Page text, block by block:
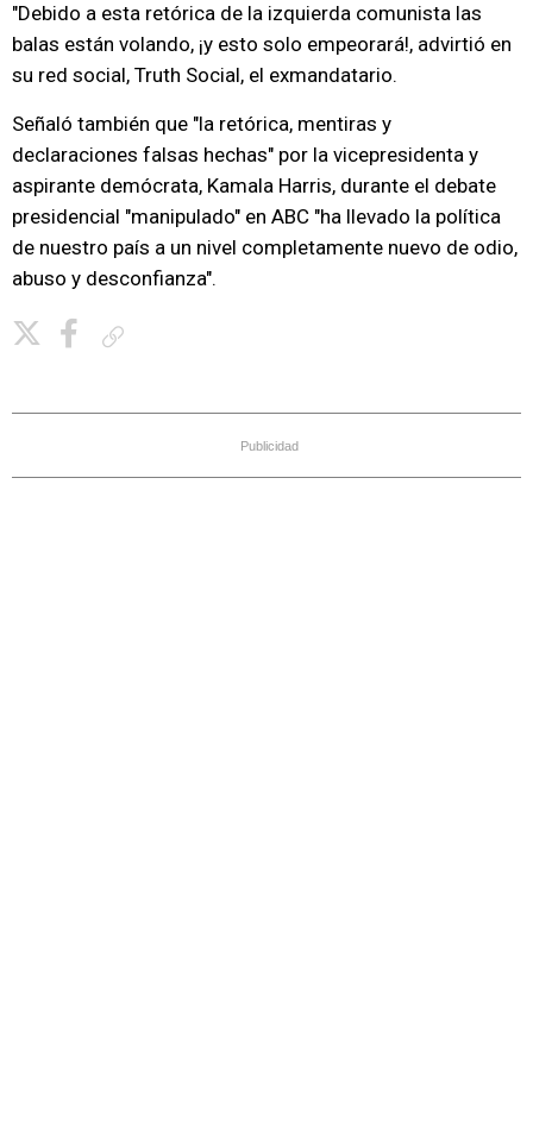
"Debido a esta retórica de la izquierda comunista las
balas están volando, ¡y esto solo empeorará!, advirtió en
su red social, Truth Social, el exmandatario.
Señaló también que "la retórica, mentiras y
declaraciones falsas hechas" por la vicepresidenta y
aspirante demócrata, Kamala Harris, durante el debate
presidencial "manipulado" en ABC "ha llevado la política
de nuestro país a un nivel completamente nuevo de odio,
abuso y desconfianza".
Publicidad